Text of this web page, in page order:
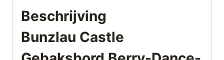
Beschrijving
Bunzlau Castle